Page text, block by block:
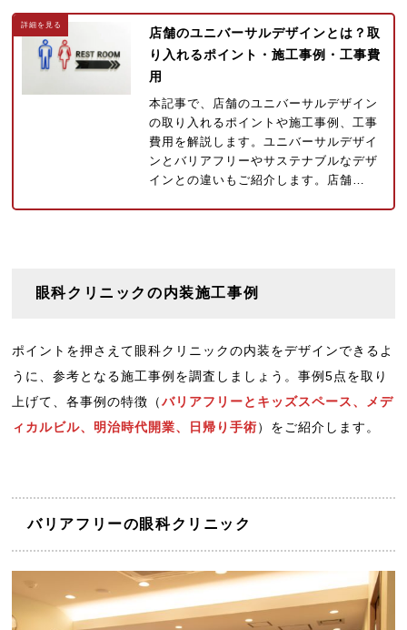
店舗のユニバーサルデザインとは？取
り入れるポイント・施工事例・工事費
用
本記事で、店舗のユニバーサルデザイン
の取り入れるポイントや施工事例、工事
費用を解説します。ユニバーサルデザイ
ンとバリアフリーやサステナブルなデザ
インとの違いもご紹介します。店舗…
眼科クリニックの内装施工事例
ポイントを押さえて眼科クリニックの内装をデザインできるよ
うに、参考となる施工事例を調査しましょう。事例5点を取り
上げて、各事例の特徴（バリアフリーとキッズスペース、メデ
ィカルビル、明治時代開業、日帰り手術）をご紹介します。
バリアフリーの眼科クリニック